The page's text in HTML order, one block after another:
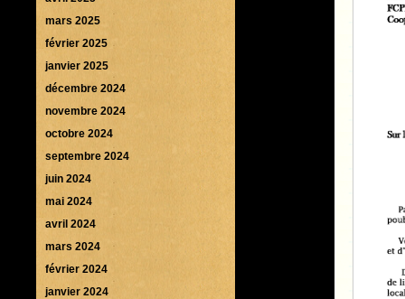
mars 2025
février 2025
janvier 2025
décembre 2024
novembre 2024
octobre 2024
septembre 2024
juin 2024
mai 2024
avril 2024
mars 2024
février 2024
janvier 2024